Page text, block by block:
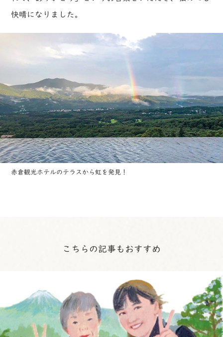
快晴になりました。
赤倉観光ホテルのテラスから虹を発見！
こちらの記事もおすすめ